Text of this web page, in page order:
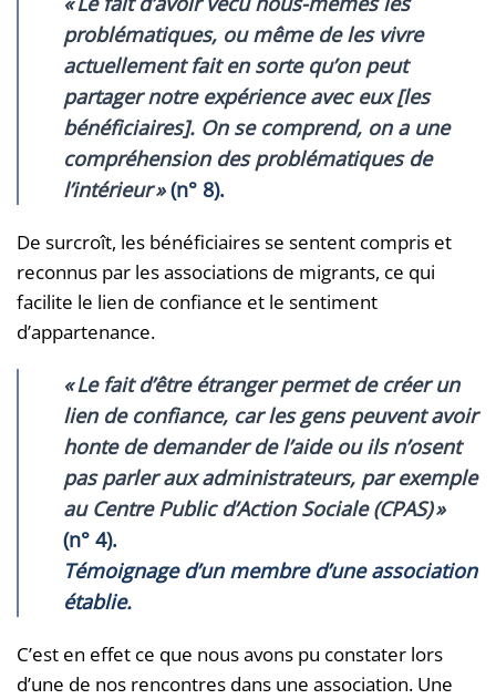
problématiques, ou même de les vivre
actuellement fait en sorte qu’on peut
partager notre expérience avec eux [les
bénéficiaires]. On se comprend, on a une
compréhension des problématiques de
l’intérieur»(n° 8).
De surcroît, les bénéficiaires se sentent compris et
reconnus par les associations de migrants, ce qui
facilite le lien de confiance et le sentiment
d’appartenance.
« Le fait d’être étranger permet de créer un
lien de confiance, car les gens peuvent avoir
honte de demander de l’aide ou ils n’osent
pas parler aux administrateurs, par exemple
au Centre Public d’Action Sociale (CPAS) »
(n° 4).
Témoignage d’un membre d’une association
établie.
C’est en effet ce que nous avons pu constater lors
d’une de nos rencontres dans une association. Une